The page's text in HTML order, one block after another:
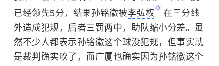
已经领先5分，结果孙铭徽被李弘权
在三分线
外造成犯规，后者三罚两中，助队缩小分差。虽
然不少人都表示孙铭徽这个球没犯规，但事实就
是裁判确实吹了，而广厦也确实因为孙铭徽这个